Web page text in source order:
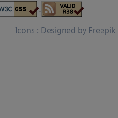
Icons : Designed by Freepik